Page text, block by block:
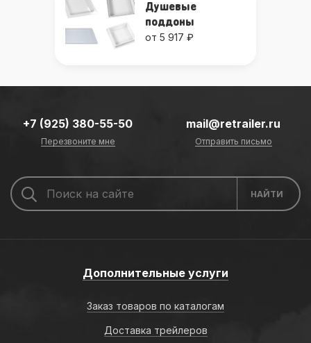
Душевые
поддоны
от 5 917 ₽
+7 (925) 380-55-50
Перезвоните мне
mail@retrailer.ru
Отправить письмо
Дополнительные услуги
Заказ товаров по каталогам
Доставка трейлеров